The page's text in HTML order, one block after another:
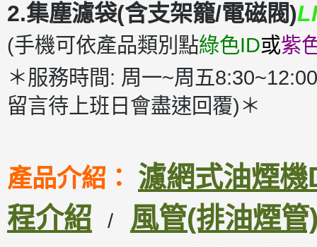
2.集塵濾袋(含支架籠/電磁閥)
(手機可依產品類別點綠色ID或紫
＊服務時間: 周一~周五
留言待上班日會盡速回覆)＊
產品介紹： 濾網式油煙
程介紹
/ 風管(排油煙管